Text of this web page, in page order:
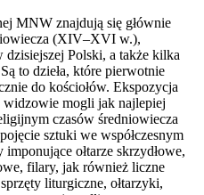
MNW znajdują się głównie
(XIV–XVI w.),
dzisiejszej Polski, a także kilka
to dzieła, które pierwotnie
do kościołów. Ekspozycja
widzowie mogli jak najlepiej
czasów średniowiecza
sztuki we współczesnym
ołtarze skrzydłowe,
filary, jak również liczne
liturgiczne, ołtarzyki,